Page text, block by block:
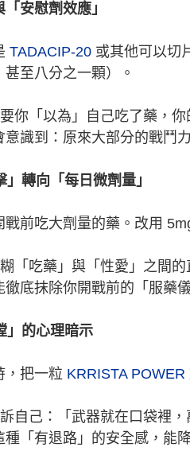
安慰劑效應」
TADACIP-20 或其他可以切
至八分之一顆）。
你「以為」自己吃了藥，
意識到：原來大部分的戰鬥
轉向「每日微劑量」
戰前吃大劑量的藥。改用
「吃藥」與「性愛」之間
底抹除你開戰前的「服藥
」的心理暗示
，把一粒 KRRISTA POWER
自己：「武器就在口袋裡
種「有退路」的安全感，能